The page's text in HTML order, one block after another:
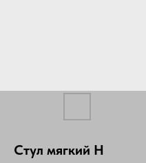
Стул мягкий Н